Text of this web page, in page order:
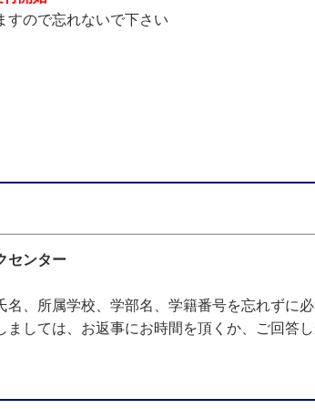
ので忘れないで下さい
センター
、所属学校、学部名、学籍番号を忘れずに必
ましては、お返事にお時間を頂くか、ご回答